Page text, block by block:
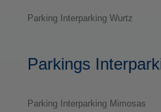
Parking Interparking Wurtz
Parkings
Parking Interparking Mimosas